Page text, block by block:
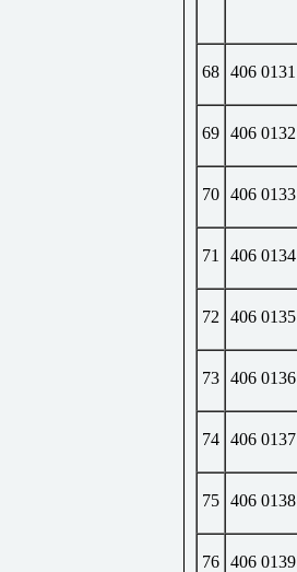
68 406 0131
69 406 0132
70 406 0133
71 406 0134
72 406 0135
73 406 0136
74 406 0137
75 406 0138
76 406 0139